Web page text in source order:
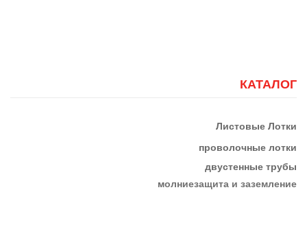
КАТАЛОГ
Листовые Лотки
проволочные лотки
двустенные трубы
молниезащита и заземление